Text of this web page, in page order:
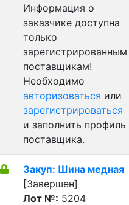
Информация о
заказчике доступна
только
зарегистрированным
поставщикам!
Необходимо
авторизоваться или
зарегистрироваться
и заполнить профиль
поставщика.
Закуп: Шина медная
[Завершен]
Лот №: 5204